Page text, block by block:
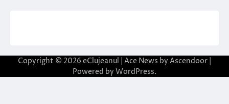
Copyright © 2026 eClujeanul | Ace News by Ascendoor
Powered by WordPress.